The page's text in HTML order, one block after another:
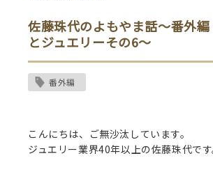
佐藤珠代のよもやま話～番外
とジュエリーその6～
番外編
こんにちは、ご無沙汰しています。
ジュエリー業界40年以上の佐藤珠代です